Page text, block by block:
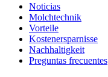
Noticias
Molchtechnik
Vorteile
Kostenersparnisse
Nachhaltigkeit
Preguntas frecuentes